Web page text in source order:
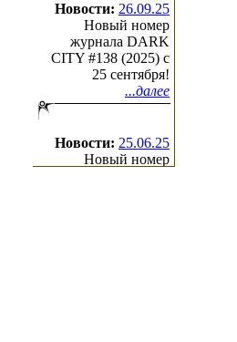
Новости: 26.09.25
Новый номер
журнала DARK
CITY #138 (2025) c
25 сентября!
...далее
Новости: 25.06.25
Новый номер